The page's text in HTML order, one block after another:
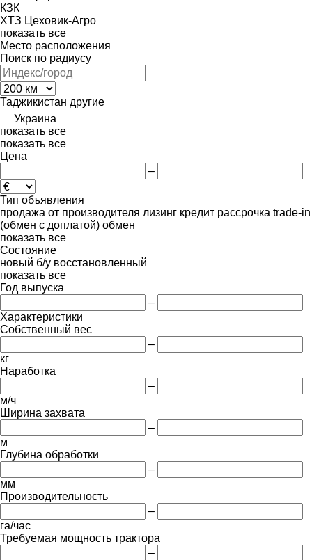
КЗК
ХТЗ Цеховик-Агро
показать все
Место расположения
Поиск по радиусу
Таджикистан другие
Украина
показать все
показать все
Цена
–
Тип объявления
продажа от производителя лизинг кредит рассрочка trade-in
(обмен с доплатой) обмен
показать все
Состояние
новый б/у восстановленный
показать все
Год выпуска
–
Характеристики
Собственный вес
–
кг
Наработка
–
м/ч
Ширина захвата
–
м
Глубина обработки
–
мм
Производительность
–
га/час
Требуемая мощность трактора
–